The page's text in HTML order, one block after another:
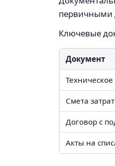
первичными
Ключевые
Документ
Смета затрат
Договор с
Акты на